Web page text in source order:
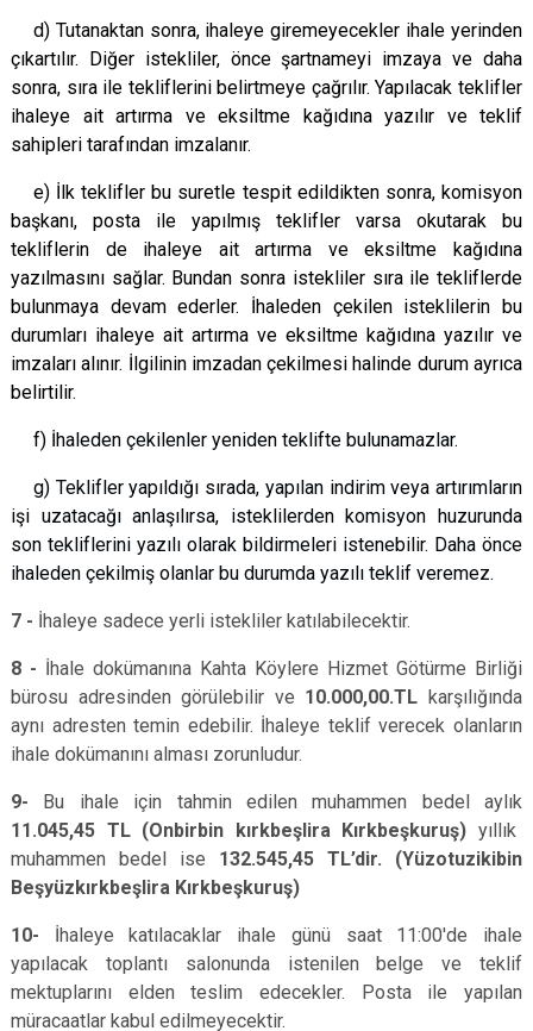
d) Tutanaktan sonra, ihaleye giremeyecekler ihale yerinden
çıkartılır. Diğer istekliler, önce şartnameyi imzaya ve daha
sonra, sıra ile tekliflerini belirtmeye çağrılır. Yapılacak teklifler
ihaleye ait artırma ve eksiltme kağıdına yazılır ve teklif
sahipleri tarafından imzalanır.
e) İlk teklifler bu suretle tespit edildikten sonra, komisyon
başkanı, posta ile yapılmış teklifler varsa okutarak bu
tekliflerin de ihaleye ait artırma ve eksiltme kağıdına
yazılmasını sağlar. Bundan sonra istekliler sıra ile tekliflerde
bulunmaya devam ederler. İhaleden çekilen isteklilerin bu
durumları ihaleye ait artırma ve eksiltme kağıdına yazılır ve
imzaları alınır. İlgilinin imzadan çekilmesi halinde durum ayrıca
belirtilir.
f) İhaleden çekilenler yeniden teklifte bulunamazlar.
g) Teklifler yapıldığı sırada, yapılan indirim veya artırımların
işi uzatacağı anlaşılırsa, isteklilerden komisyon huzurunda
son tekliflerini yazılı olarak bildirmeleri istenebilir. Daha önce
ihaleden çekilmiş olanlar bu durumda yazılı teklif veremez.
7 - İhaleye sadece yerli istekliler katılabilecektir.
8 - İhale dokümanına Kahta Köylere Hizmet Götürme Birliği
bürosu adresinden görülebilir ve 10.000,00.TL karşılığında
aynı adresten temin edebilir. İhaleye teklif verecek olanların
ihale dokümanını alması zorunludur.
9- Bu ihale için tahmin edilen muhammen bedel aylık
11.045,45 TL (Onbirbin kırkbeşlira Kırkbeşkuruş) yıllık
muhammen bedel ise 132.545,45 TL’dir. (Yüzotuzikibin
Beşyüzkırkbeşlira Kırkbeşkuruş)
10- İhaleye katılacaklar ihale günü saat 11:00'de ihale
yapılacak toplantı salonunda istenilen belge ve teklif
mektuplarını elden teslim edecekler. Posta ile yapılan
müracaatlar kabul edilmeyecektir.